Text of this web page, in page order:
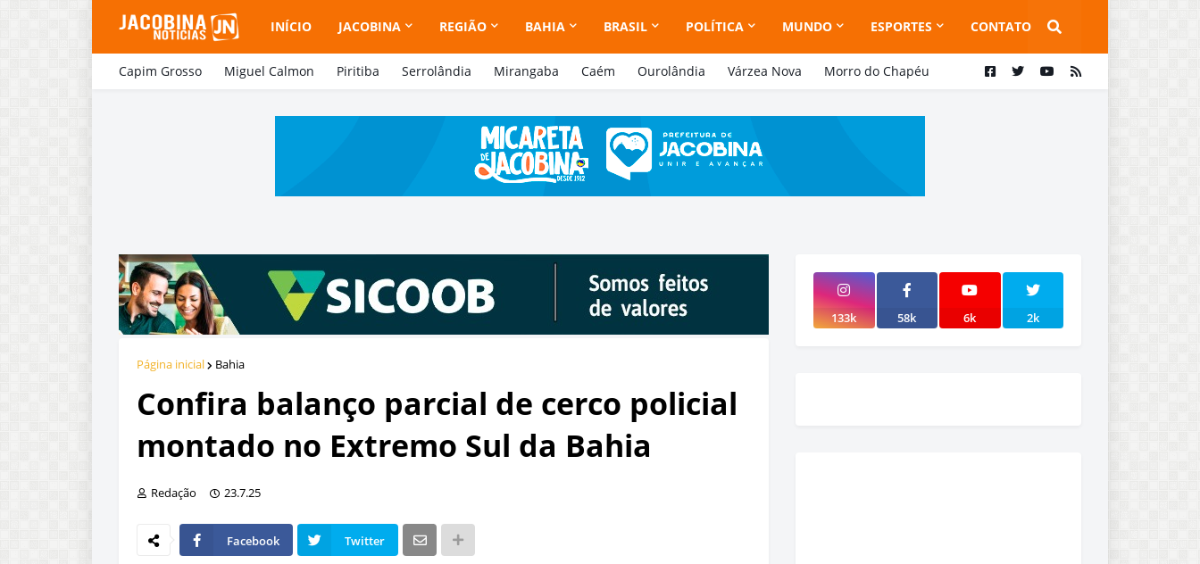
INÍCIO JACOBINA REGIÃO BAHIA BRASIL POLÍTICA MUNDO ESPORTES CONTATO
Capim Grosso Miguel Calmon Piritiba Serrolândia Mirangaba Caém Ourolândia Várzea Nova Morro do Chapéu
Página inicial Bahia
Confira balanço parcial de cerco policial
montado no Extremo Sul da Bahia
Redação 23.7.25
Facebook Twitter
133k 58k 6k 2k